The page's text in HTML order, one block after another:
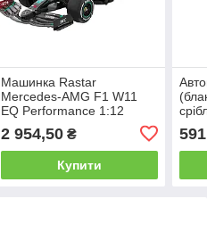
Машинка Rastar
Mercedes-AMG F1 W11
EQ Performance 1:12
2 954,50₴
Купити